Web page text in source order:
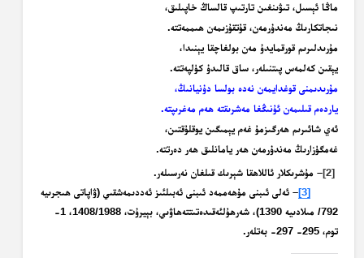
ماڭا ئېسىل، تىۋىنغىن تارتىپ قالساڭ خاپىلىق،
نىجاتكارىڭ مەندۇرمەن، قۇتقۇزىمەن ھىممەتتە.
مۇرىدلىرىم قورقمايدۇ مەن بولغاچقا يېنىدا،
يېقىن كەلمەس پىتنىلەر، ساق قالىدۇ كۈلپەتتە.
مۇرىدىمنى قوغدايمەن نەدە بولسا دۇنيانىڭ،
ياردەم قىلىمەن ئۇنىڭغا مەشرىقتە ھەم مەغرىپتە.
ئەي شائىرىم ھەرگىزمۇ غەم يېمىگىن يوقلۇقتىن،
غەمگۈزارىڭ مەندۇرمەن ھەر يامانلىق ھەر دەرتتە.
[2]– مۇشرىكلار ئاللاھقا شېرىك قىلغان نەرسىلەر.
[3]– ئەلى ئىبنى مۇھەممەد ئىبنى ئەبىلئىز ئەددىمەشقىي (ۋاپاتى ھىجرىيە
792/ مىلادىيە 1390)، شەرھۇلئەقىدەتىتتەھاۋىي، بېيرۇت، 1408/1988، 1-
توم، 295- 297- بەتلەر.